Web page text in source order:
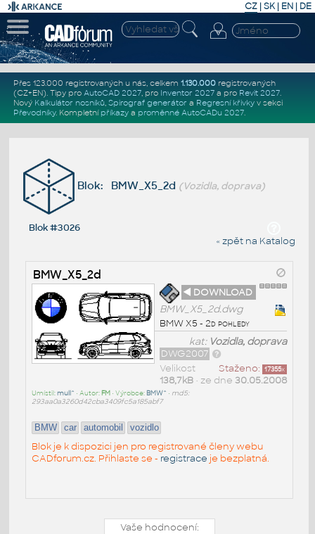
CZ | SK| EN | DE
Přes 123.000 registrovaných u nás, celkem 1.130.000registrovaných
(CZ+EN). Tipy pro AutoCAD 2027, pro Inventor 2027a pro Revit 2027.
Nový Kalkulátor nosníků, Spirograf generátor a Regresní křivkyv sekci
Převodníky. Kompletní příkazya proměnné AutoCADu 2027.
Blok: BMW_X5_2d (Vozidla, doprava)
Blok #3026
« zpět na Katalog
BMW_X5_2d
◄ DOWNLOAD
BMW_X5_2d.dwg
BMW X5 - 2d pohledy
kat: Vozidla, doprava
DWG2007
Staženo: 17355x
Velikost
138,7kB• ze dne 30.05.2008
Umístil:mull^ • Autor: FM• Výrobce: BMW^ • md5:
293aa0a3260d42cba3409fc5a185abf7
BMW car automobil vozidlo
Blok je k dispozici jen pro registrované členy webu
CADforum.cz. Přihlaste se - registrace je bezplatná.
Vaše hodnocení: